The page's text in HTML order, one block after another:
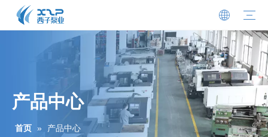
产品中心
首页 » 产品中心